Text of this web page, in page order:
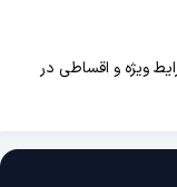
ویژه و اقساطی در